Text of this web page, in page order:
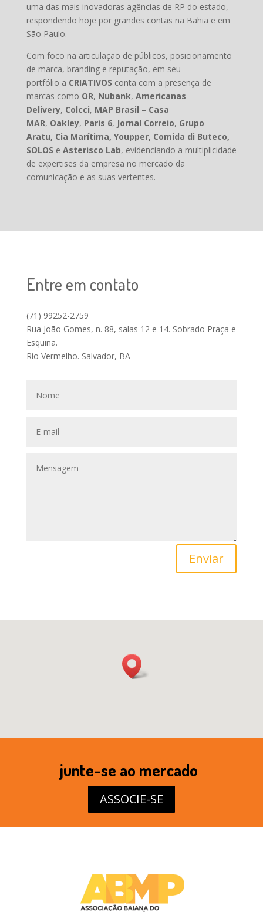
uma das mais inovadoras agências de RP do estado,
respondendo hoje por grandes contas na Bahia e em
São Paulo.
Com foco na articulação de públicos, posicionamento
de marca, branding e reputação, em seu
portfólio a CRIATIVOS conta com a presença de
marcas como OR, Nubank, Americanas
Delivery, Colcci, MAP Brasil – Casa
MAR, Oakley, Paris 6, Jornal Correio, Grupo
Aratu, Cia Marítima, Youpper, Comida di Buteco,
SOLOS e Asterisco Lab, evidenciando a multiplicidade
de expertises da empresa no mercado da
comunicação e as suas vertentes.
Entre em contato
(71) 99252-2759
Rua João Gomes, n. 88, salas 12 e 14. Sobrado Praça e
Esquina.
Rio Vermelho. Salvador, BA
Enviar
junte-se ao mercado
ASSOCIE-SE